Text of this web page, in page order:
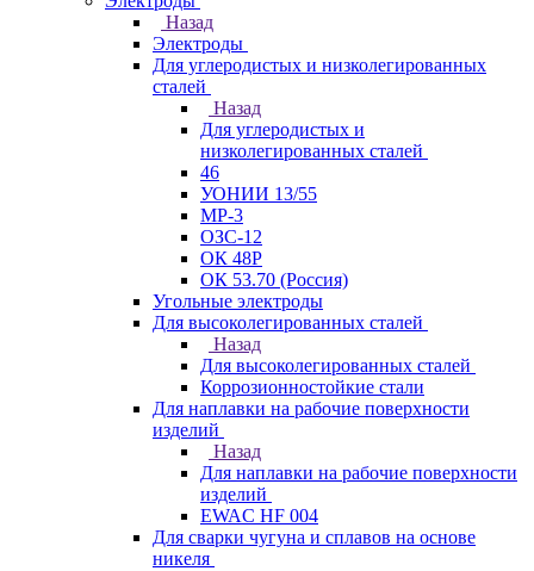
Назад
Электроды
Для углеродистых и низколегированных
сталей
Назад
Для углеродистых и
низколегированных сталей
46
УОНИИ 13/55
МР-3
ОЗС-12
ОК 48Р
ОК 53.70 (Россия)
Угольные электроды
Для высоколегированных сталей
Назад
Для высоколегированных сталей
Коррозионностойкие стали
Для наплавки на рабочие поверхности
изделий
Назад
Для наплавки на рабочие поверхности
изделий
EWAC HF 004
Для сварки чугуна и сплавов на основе
никеля